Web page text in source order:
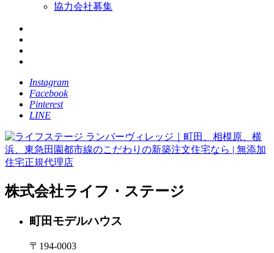
協力会社募集
Instagram
Facebook
Pinterest
LINE
株式会社ライフ・ステージ
町田モデルハウス
〒194-0003